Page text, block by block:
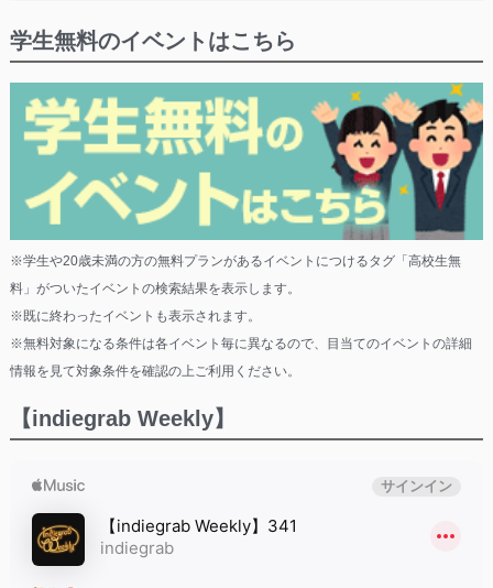
学生無料のイベントはこちら
※学生や20歳未満の方の無料プランがあるイベントにつけるタグ「高校生無
料」がついたイベントの検索結果を表示します。
※既に終わったイベントも表示されます。
※無料対象になる条件は各イベント毎に異なるので、目当てのイベントの詳細
情報を見て対象条件を確認の上ご利用ください。
【indiegrab Weekly】